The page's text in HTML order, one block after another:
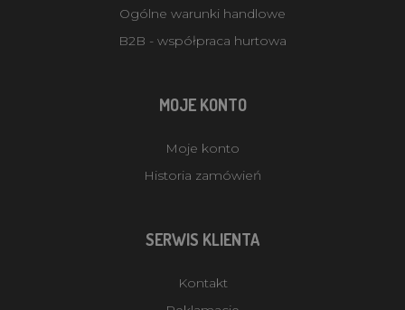
Ogólne warunki handlowe
B2B - współpraca hurtowa
MOJE KONTO
Moje konto
Historia zamówień
SERWIS KLIENTA
Kontakt